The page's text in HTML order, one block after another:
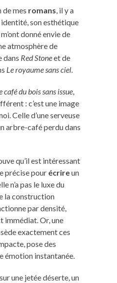
de mes romans , il y a
identité, son esthétique
donné envie de
atmosphère de
dans Red Stoneet de
Le royaume sans ciel
café du bois sans issue
: c’est une image
Celle d’une serveuse
arbre-café perdu dans
qu’il est intéressant
précise pour écrireun
n’a pas le luxe du
la construction
par densité,
immédiat. Or, une
exactement ces
pose des
émotion instantanée.
une jetée déserte, un